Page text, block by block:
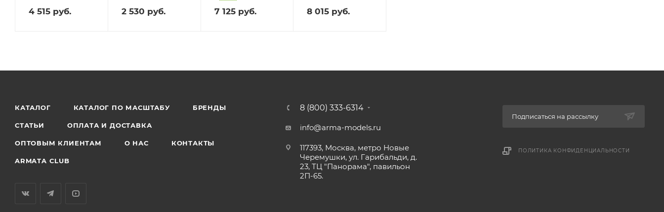
4 515 руб. 2 530 руб. 7 125руб. 8 015 руб.
КАТАЛОГ КАТАЛОГ ПО МАСШТАБУ БРЕНДЫ
СТАТЬИ ОПЛАТА И ДОСТАВКА
ОПТОВЫМ КЛИЕНТАМ О НАС КОНТАКТЫ
ARMATA CLUB
8 (800) 333-6314
info@arma-models.ru
117393, Москва, метро Новые
Черемушки, ул. Гарибальди, д.
23, ТЦ "Панорама", павильон
2П-65.
Подписаться на рассылку
ПОЛИТИКА КОНФИДЕНЦИАЛЬНОСТИ